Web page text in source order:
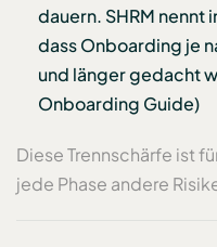
dauern. SHRM nennt
dass Onboarding je
und länger gedacht
Onboarding Guide)
Diese Trennschärfe ist
jede Phase andere